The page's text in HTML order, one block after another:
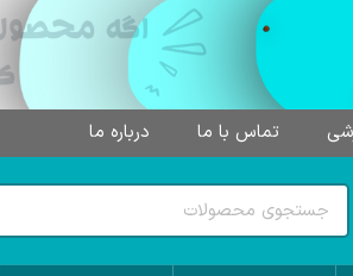
تماس با ما درباره ما